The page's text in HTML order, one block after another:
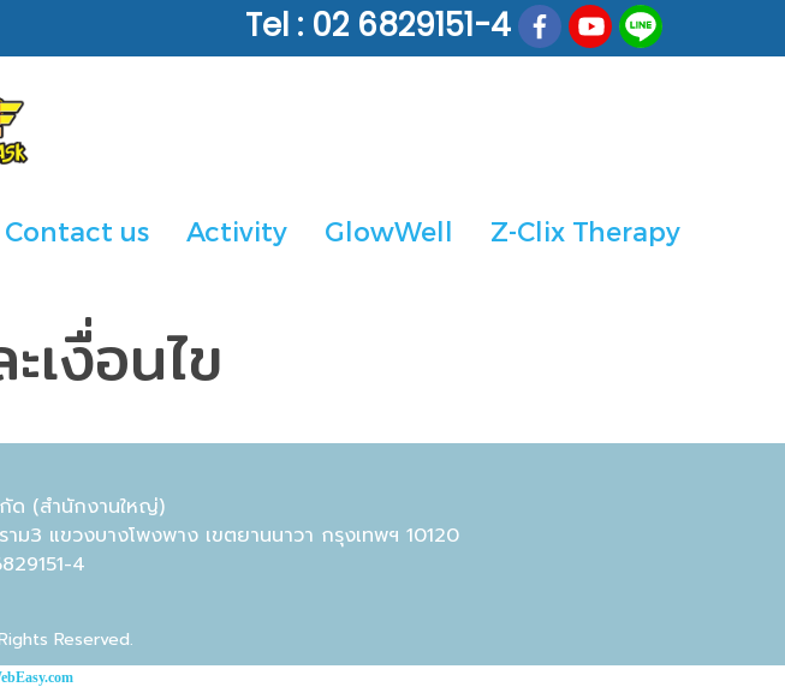
Tel : 02 6829151-4
Contact us Activity GlowWell Z-Clix Therapy
เงื่อนไข
กัด (สำนักงานใหญ่)
ม3 แขวงบางโพงพาง เขตยานนาวา กรุงเทพฯ 10120
4
Reserved.